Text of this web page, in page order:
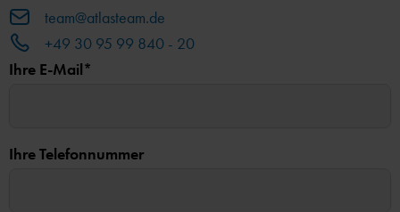
team@atlasteam.de
+49 30 95 99 840 - 20
Ihre E-Mail*
Ihre Telefonnummer